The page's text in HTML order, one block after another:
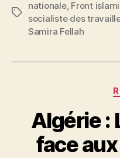
Étiquettes
nationale, Front
socialiste des
Samira Fellah
Algérie :
face